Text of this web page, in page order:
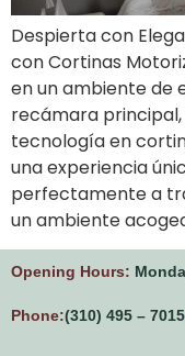
Despierta con
con Cortinas
en un ambiente de
recámara
tecnología en
una experiencia
perfectamente a
un ambiente
Opening Hours:
Phone:(310) 495 – 7015